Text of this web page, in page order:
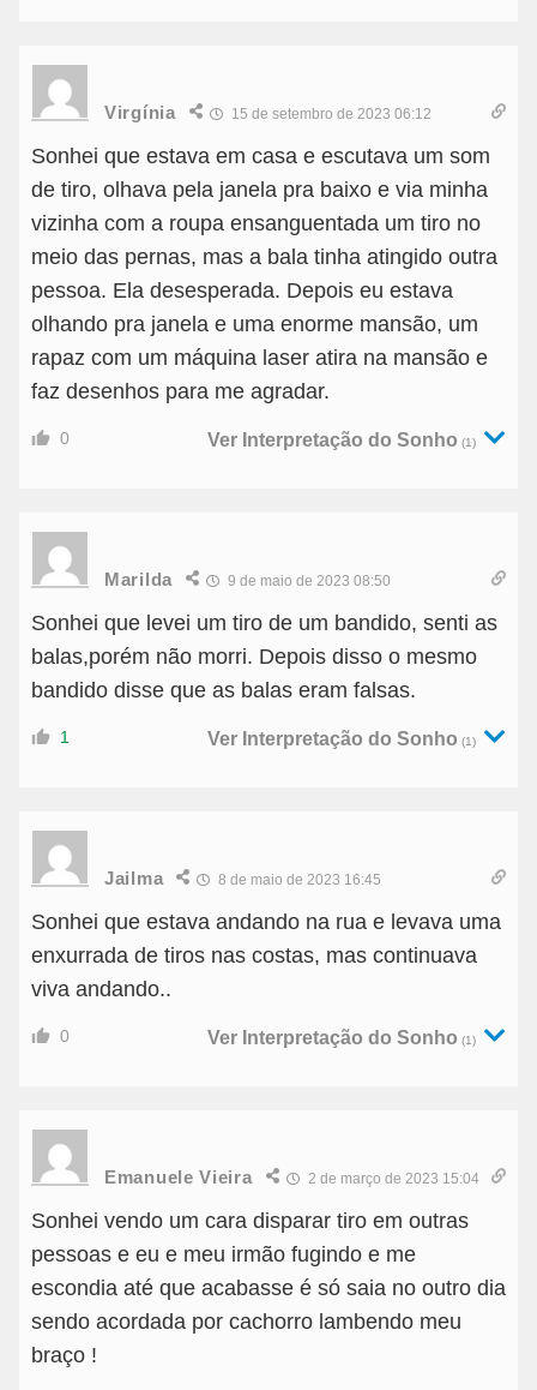
Virgínia 15 de setembro de 2023 06:12
Sonhei que estava em casa e escutava um som
de tiro, olhava pela janela pra baixo e via minha
vizinha com a roupa ensanguentada um tiro no
meio das pernas, mas a bala tinha atingido outra
pessoa. Ela desesperada. Depois eu estava
olhando pra janela e uma enorme mansão, um
rapaz com um máquina laser atira na mansão e
faz desenhos para me agradar.
0 Ver Interpretação do Sonho (1)
Marilda 9 de maio de 2023 08:50
Sonhei que levei um tiro de um bandido, senti as
balas,porém não morri. Depois disso o mesmo
bandido disse que as balas eram falsas.
1 Ver Interpretação do Sonho (1)
Jailma 8 de maio de 2023 16:45
Sonhei que estava andando na rua e levava uma
enxurrada de tiros nas costas, mas continuava
viva andando..
0 Ver Interpretação do Sonho (1)
Emanuele Vieira 2 de março de 2023 15:04
Sonhei vendo um cara disparar tiro em outras
pessoas e eu e meu irmão fugindo e me
escondia até que acabasse é só saia no outro dia
sendo acordada por cachorro lambendo meu
braço !